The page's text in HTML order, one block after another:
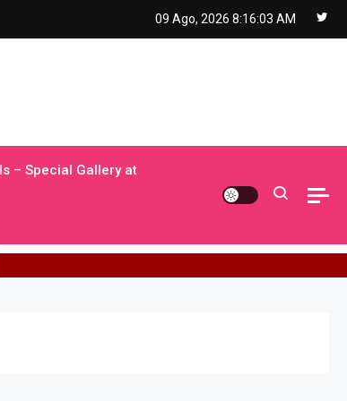
09 Ago, 2026 8:16:04 AM
– Special Gallery at